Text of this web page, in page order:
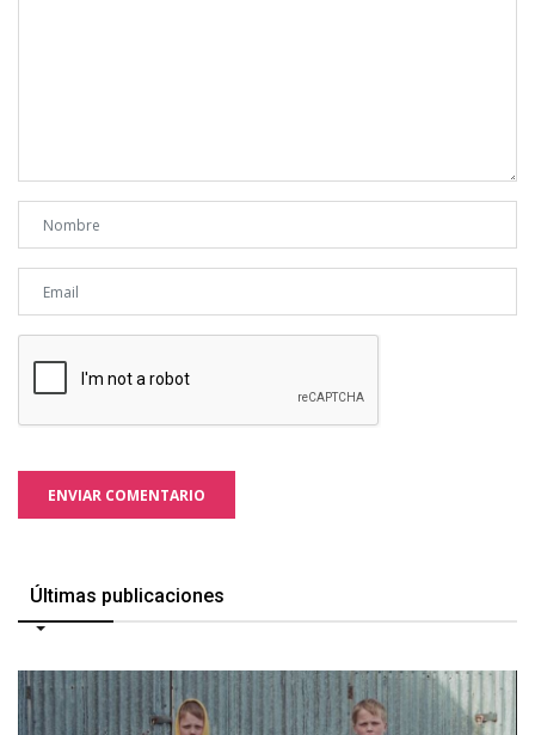
ENVIAR COMENTARIO
Últimas publicaciones